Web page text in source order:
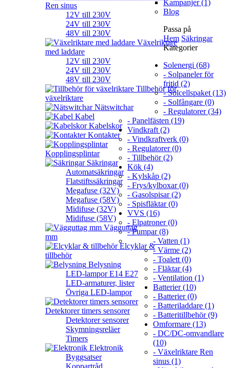
Ren sinus
12V till 230V
24V till 230V
48V till 230V
Växelriktare
med laddare
12V till 230V
24V till 230V
48V till 230V
Tillbehör för
växelriktare
Nätswitchar
Kabel
Kabelskor
Kontakter
Kopplingsplintar
Säkringar
Automatsäkringar
Flatstiftssäkringar
Megafuse (32V)
Megafuse (58V)
Midifuse (32V)
Midifuse (58V)
Vägguttag
mm
Elcyklar &
tillbehör
Belysning
LED-lampor E14 E27
LED-armaturer, lister
Övriga LED-lampor
Detektorer timers sensorer
Detektorer sensorer
Skymningsreläer
Timers
Elektronik
Byggsatser
Koppartråd
Kampanjer (1)
Blog
Passa på
Hem Säkringar
Kategorier
Solenergi (68)
- Solpaneler för
fritid (2)
- Solcellspaket (13)
- Solfångare (0)
- Regulatorer (34)
- Panelfästen (19)
Vindkraft (2)
- Vindkraftverk (0)
- Regulatorer (0)
- Tillbehör (2)
Kök (4)
- Kylskåp (2)
- Frys/kylboxar (0)
- Gasolspisar (2)
- Spisfläktar (0)
VVS (16)
- Elpatroner (0)
- Pumpar (8)
- Vatten (1)
- Värme (2)
- Toalett (0)
- Fläktar (4)
- Ventilation (1)
Batterier (10)
- Batterier (0)
- Batteriladdare (1)
- Batteritillbehör (9)
Omformare (13)
- DC/DC-omvandlare
(10)
- Växelriktare Ren
sinus (1)